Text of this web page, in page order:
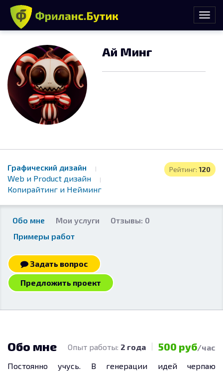
Ай Минг
Рейтинг: 120
Графический дизайн
Web и Product дизайн
Копирайтинг и Нейминг
Обо мне Мои услуги
Отзывы: 0
Примеры работ
Задать вопрос
Предложить проект
Обо мне Опыт работы: 2 года 500 руб/час
Постоянно учусь. В генерации идей черпаю